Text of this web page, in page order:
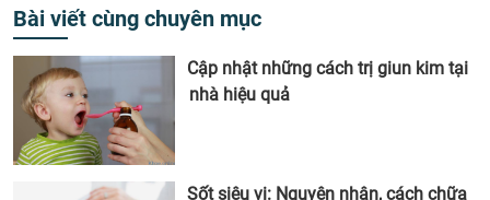
Bài viết cùng chuyên mục
Cập nhật những cách trị giun kim tại
nhà hiệu quả
Sốt siêu vi: Nguyên nhân, cách chữa